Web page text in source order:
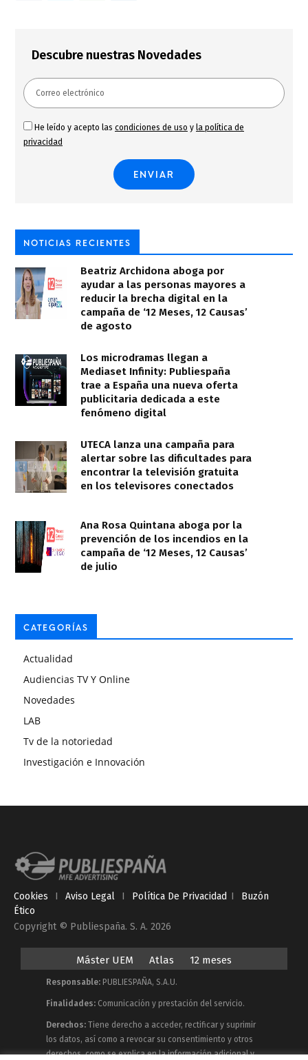
Descubre nuestras Novedades
He leído y acepto las condiciones de uso y la política de
privacidad
NOTICIAS RECIENTES
Beatriz Archidona aboga por
ayudar a las personas mayores a
reducir la brecha digital en la
campaña de ‘12 Meses, 12 Causas’
de agosto
Los microdramas llegan a
Mediaset Infinity: Publiespaña
trae a España una nueva oferta
publicitaria dedicada a este
fenómeno digital
UTECA lanza una campaña para
alertar sobre las dificultades para
encontrar la televisión gratuita
en los televisores conectados
Ana Rosa Quintana aboga por la
prevención de los incendios en la
campaña de ‘12 Meses, 12 Causas’
de julio
CATEGORÍAS
Actualidad
Audiencias TV Y Online
Novedades
LAB
Tv de la notoriedad
Investigación e Innovación
Cookies I Aviso Legal I Política De Privacidad I
Buzón
Ético
Copyright © Publiespaña. S. A. 2026
Máster UEM Atlas 12 meses
Responsable: PUBLIESPAÑA, S.A.U.
Finalidades: Comunicación y prestación del servicio.
Derechos: Tiene derecho a acceder, rectificar y suprimir
los datos, así como a revocar su consentimiento y otros
derechos, como se explica en la información adicional y